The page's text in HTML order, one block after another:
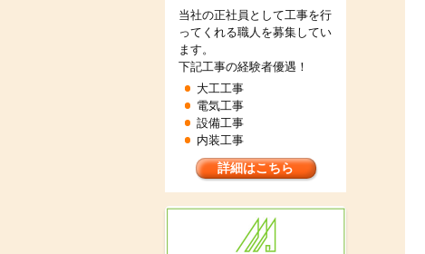
当社の正社員として工事を行
ってくれる職人を募集してい
ます。
下記工事の経験者優遇！
大工工事
電気工事
設備工事
内装工事
詳細はこちら